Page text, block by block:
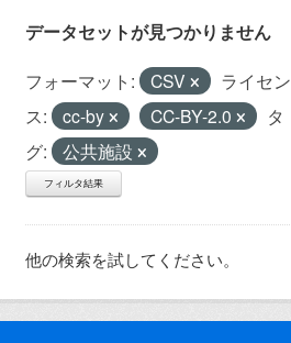
データセットが見つかりません
フォーマット: CSV
ライセン
ス:
cc-by CC-BY-2.0
タ
グ:
公共施設
フィルタ結果
他の検索を試してください。